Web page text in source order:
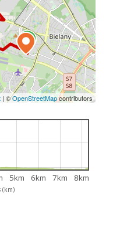
| ©OpenStreetMapcontributors
(km)
5km 6km 7km 8km